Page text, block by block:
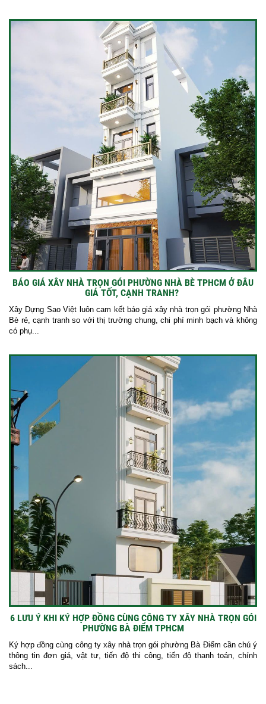
BÁO GIÁ XÂY NHÀ TRỌN GÓI PHƯỜNG NHÀ BÈ TPHCM Ở ĐÂU
GIÁ TỐT, CẠNH TRANH?
Xây Dựng Sao Việt luôn cam kết báo giá xây nhà trọn gói phường Nhà
Bè rẻ, cạnh tranh so với thị trường chung, chi phí minh bạch và không
có phụ...
6 LƯU Ý KHI KÝ HỢP ĐỒNG CÙNG CÔNG TY XÂY NHÀ TRỌN GÓI
PHƯỜNG BÀ ĐIỂM TPHCM
Ký hợp đồng cùng công ty xây nhà trọn gói phường Bà Điểm cần chú ý
thông tin đơn giá, vật tư, tiến độ thi công, tiến độ thanh toán, chính
sách...